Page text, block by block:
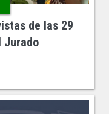
de las 29
Jurado